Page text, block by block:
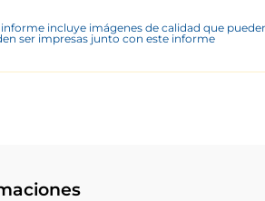
informe incluye imágenes de calidad que
ser impresas junto con este informe